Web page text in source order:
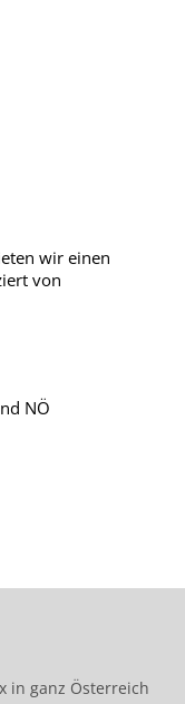
wir einen
von
NÖ
in ganz Österreich